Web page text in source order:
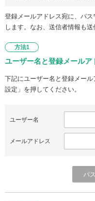
登録メールアドレス宛に、パ
します。なお、送信者情報も送
方法1
ユーザー名と登録メール
下記にユーザー名と登録メー
設定」を押してください。
ユーザー名
メールアドレス